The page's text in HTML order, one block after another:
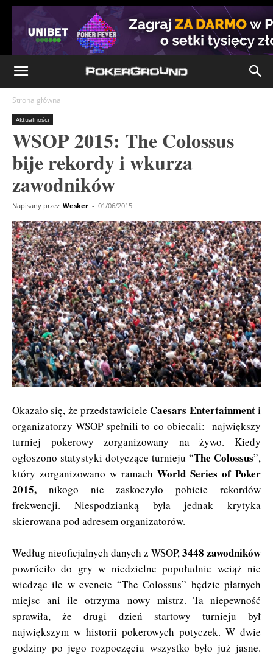
Strona główna
Aktualności
WSOP 2015: The Colossus
bije rekordy i wkurza
zawodników
Napisany przez Wesker - 01/06/2015
Okazało się, że przedstawicieleCaesars Entertainmenti
organizatorzy WSOP spełnili to co obiecali: największy
turniej pokerowy zorganizowany na żywo. Kiedy
ogłoszono statystyki dotyczące turnieju “The Colossus”,
który zorganizowano w ramach World Series of Poker
2015, nikogo nie zaskoczyło pobicie rekordów
frekwencji. Niespodzianką była jednak krytyka
skierowana pod adresem organizatorów.
Według nieoficjalnych danych z WSOP,3448 zawodników
powróciło do gry w niedzielne popołudnie wciąż nie
wiedząc ile w evencie “The Colossus” będzie płatnych
miejsc ani ile otrzyma nowy mistrz. Ta niepewność
sprawiła, że drugi dzień startowy turnieju był
największym w historii pokerowych potyczek. W dwie
godziny po jego rozpoczęciu wszystko było już jasne.